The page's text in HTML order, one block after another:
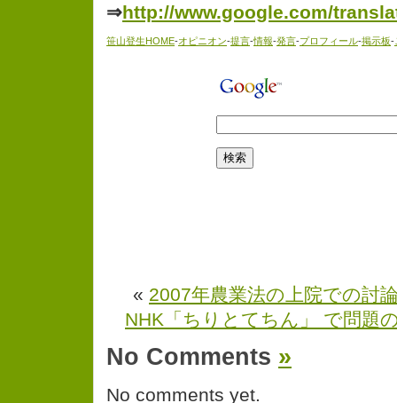
⇒http://www.google.com/
笹山登生HOME-オピニオン-提言-情報-発言-プロフィール-掲示板-
« 2007年農業法の上院での討
NHK「ちりとてちん」 で問題
No Comments »
No comments yet.